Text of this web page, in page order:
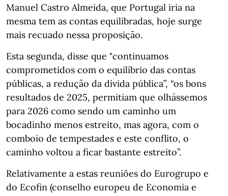
Manuel Castro Almeida, que Portugal iria na
mesma tem as contas equilibradas, hoje surge
mais recuado nessa proposição.
Esta segunda, disse que "continuamos
comprometidos com o equilíbrio das contas
públicas, a redução da dívida pública”, “os bons
resultados de 2025, permitiam que olhássemos
para 2026 como sendo um caminho um
bocadinho menos estreito, mas agora, com o
comboio de tempestades e este conflito, o
caminho voltou a ficar bastante estreito”.
Relativamente a estas reuniões do Eurogrupo e
do Ecofin (conselho europeu de Economia e